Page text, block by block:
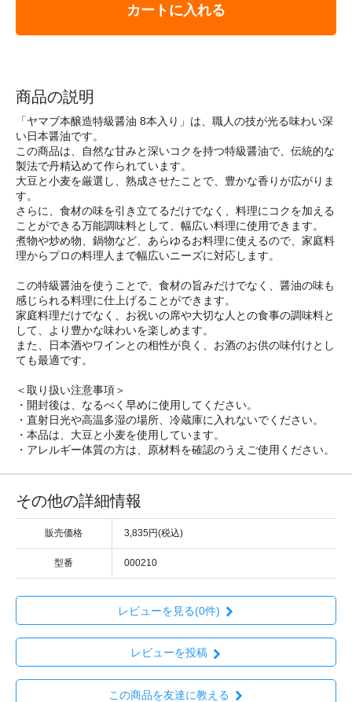
カートに入れる
商品の説明
「ヤマブ本醸造特級醤油 8本入り」は、職人の技が光る味わい深
い日本醤油です。
この商品は、自然な甘みと深いコクを持つ特級醤油で、伝統的な
製法で丹精込めて作られています。
大豆と小麦を厳選し、熟成させたことで、豊かな香りが広がりま
す。
さらに、食材の味を引き立てるだけでなく、料理にコクを加える
ことができる万能調味料として、幅広い料理に使用できます。
煮物や炒め物、鍋物など、あらゆるお料理に使えるので、家庭料
理からプロの料理人まで幅広いニーズに対応します。
この特級醤油を使うことで、食材の旨みだけでなく、醤油の味も
感じられる料理に仕上げることができます。
家庭料理だけでなく、お祝いの席や大切な人との食事の調味料と
して、より豊かな味わいを楽しめます。
また、日本酒やワインとの相性が良く、お酒のお供の味付けとし
ても最適です。
＜取り扱い注意事項＞
・開封後は、なるべく早めに使用してください。
・直射日光や高温多湿の場所、冷蔵庫に入れないでください。
・本品は、大豆と小麦を使用しています。
・アレルギー体質の方は、原材料を確認のうえご使用ください。
その他の詳細情報
販売価格 3,835円(税込)
型番 000210
レビューを見る(0件)
レビューを投稿
この商品を友達に教える